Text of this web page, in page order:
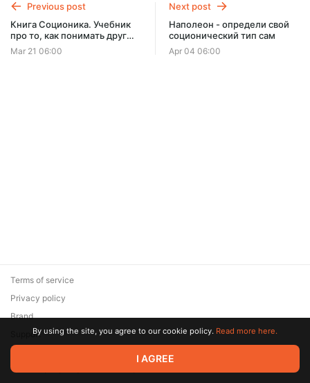
Previous post
Книга Соционика. Учебник
про то, как понимать друг
друга
Mar 21 06:00
Next post
Наполеон - определи свой
соционический тип сам
Apr 04 06:00
© 2026 Zaya Solutions Limited. All rights reserved. All trademarks
are the property of their respective owners.
Terms of service
Privacy policy
Brand
SupportBy using the site, you agree to our cookie policy. Read more here.
I AGREE